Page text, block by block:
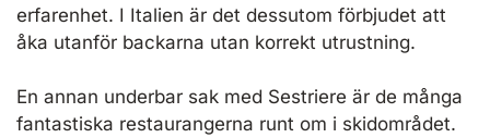
erfarenhet. I Italien är det dessutom förbjudet att
åka utanför backarna utan korrekt utrustning.
En annan underbar sak med Sestriere är de många
fantastiska restaurangerna runt om i skidområdet.